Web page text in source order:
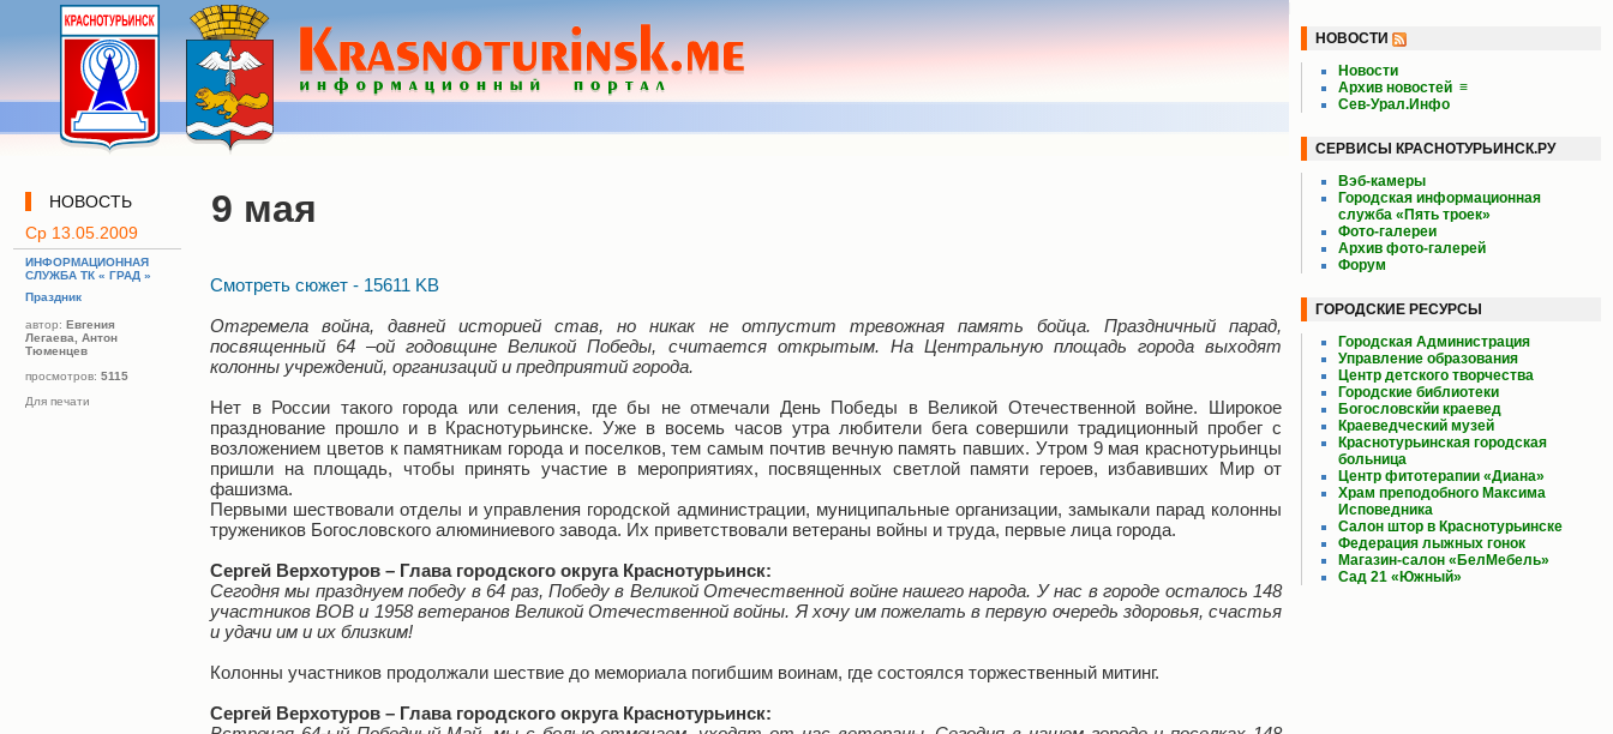
НОВОСТЬ
Ср 13.05.2009
ИНФОРМАЦИОННАЯ
СЛУЖБА ТК « ГРАД »
Праздник
автор: Евгения
Легаева, Антон
Тюменцев
просмотров: 5115
Для печати
9 мая
Смотреть сюжет - 15611 KB
Отгремела война, давней историей став, но никак не отпустит тревожная память бойца. Праздничный парад,
посвященный 64 –ой годовщине Великой Победы, считается открытым. На Центральную площадь города выходят
колонны учреждений, организаций и предприятий города.
Нет в России такого города или селения, где бы не отмечали День Победы в Великой Отечественной войне. Широкое
празднование прошло и в Краснотурьинске. Уже в восемь часов утра любители бега совершили традиционный пробег с
возложением цветов к памятникам города и поселков, тем самым почтив вечную память павших. Утром 9 мая краснотурьинцы
пришли на площадь, чтобы принять участие в мероприятиях, посвященных светлой памяти героев, избавивших Мир от
фашизма.
Первыми шествовали отделы и управления городской администрации, муниципальные организации, замыкали парад колонны
тружеников Богословского алюминиевого завода. Их приветствовали ветераны войны и труда, первые лица города.
Сергей Верхотуров – Глава городского округа Краснотурьинск:
Сегодня мы празднуем победу в 64 раз, Победу в Великой Отечественной войне нашего народа. У нас в городе осталось 148
участников ВОВ и 1958 ветеранов Великой Отечественной войны. Я хочу им пожелать в первую очередь здоровья, счастья
и удачи им и их близким!
Колонны участников продолжали шествие до мемориала погибшим воинам, где состоялся торжественный митинг.
Сергей Верхотуров – Глава городского округа Краснотурьинск:
НОВОСТИ
Новости
Архив новостей ≡
Сев-Урал.Инфо
СЕРВИСЫ КРАСНОТУРЬИНСК.РУ
Вэб-камеры
Городская информационная
служба «Пять троек»
Фото-галереи
Архив фото-галерей
Форум
ГОРОДСКИЕ РЕСУРСЫ
Городская Администрация
Управление образования
Центр детского творчества
Городские библиотеки
Богословскйи краевед
Краеведческий музей
Краснотурьинская городская
больница
Центр фитотерапии «Диана»
Храм преподобного Максима
Исповедника
Салон штор в Краснотурьинске
Федерация лыжных гонок
Магазин-салон «БелМебель»
Сад 21 «Южный»